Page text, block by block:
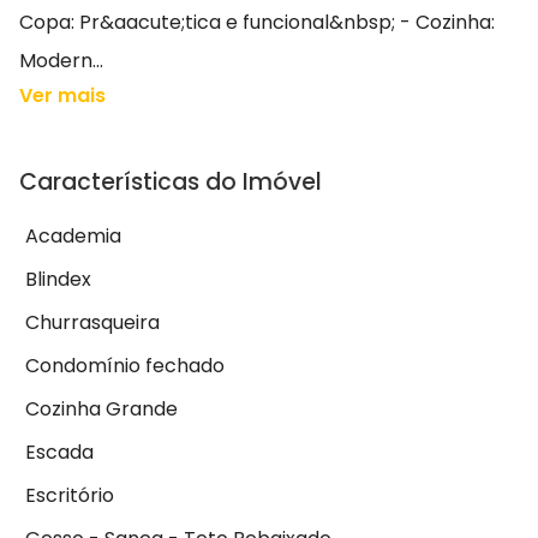
Copa: Pr&aacute;tica e funcional&nbsp; - Cozinha:
Modern...
Ver mais
Características do Imóvel
Academia
Blindex
Churrasqueira
Condomínio fechado
Cozinha Grande
Escada
Escritório